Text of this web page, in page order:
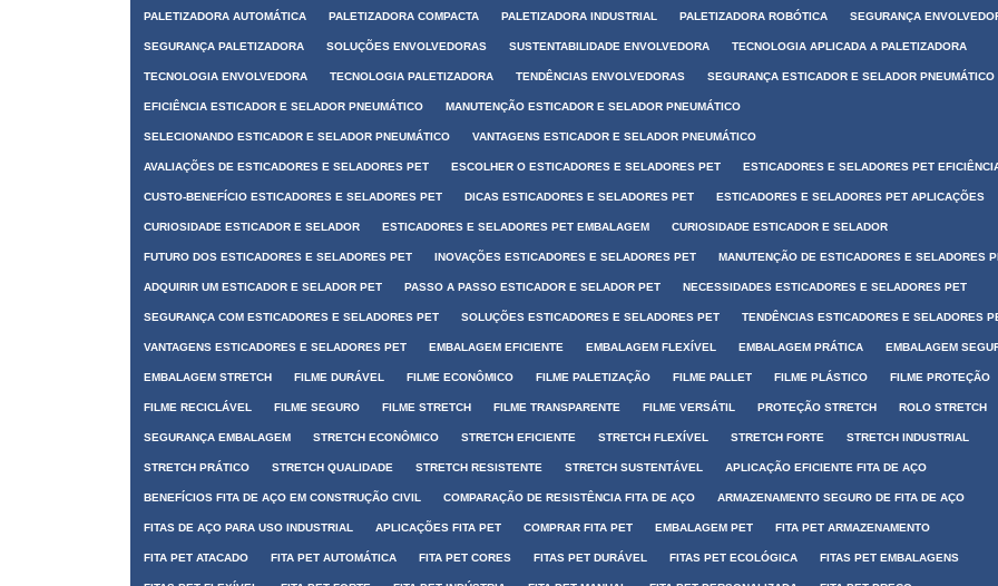
PALETIZADORA AUTOMÁTICA PALETIZADORA COMPACTA PALETIZADORA INDUSTRIAL PALETIZADORA ROBÓTICA SEGURANÇA
SEGURANÇA PALETIZADORA SOLUÇÕES ENVOLVEDORAS SUSTENTABILIDADE ENVOLVEDORA TECNOLOGIA APLICADA A PALETIZADORA
TECNOLOGIA ENVOLVEDORA TECNOLOGIA PALETIZADORA TENDÊNCIAS ENVOLVEDORAS SEGURANÇA ESTICADOR E SELADOR PNEUMÁTICO
EFICIÊNCIA ESTICADOR E SELADOR PNEUMÁTICO MANUTENÇÃO ESTICADOR E SELADOR PNEUMÁTICO
SELECIONANDO ESTICADOR E SELADOR PNEUMÁTICO VANTAGENS ESTICADOR E SELADOR PNEUMÁTICO
AVALIAÇÕES DE ESTICADORES E SELADORES PET ESCOLHER O ESTICADORES E SELADORES PET ESTICADORES E SELADORES PET
CUSTO-BENEFÍCIO ESTICADORES E SELADORES PET DICAS ESTICADORES E SELADORES PET ESTICADORES E SELADORES PET APLICAÇÕES
CURIOSIDADE ESTICADOR E SELADOR ESTICADORES E SELADORES PET EMBALAGEM CURIOSIDADE ESTICADOR E SELADOR
FUTURO DOS ESTICADORES E SELADORES PET INOVAÇÕES ESTICADORES E SELADORES PET MANUTENÇÃO DE ESTICADORES E SELADORES
ADQUIRIR UM ESTICADOR E SELADOR PET PASSO A PASSO ESTICADOR E SELADOR PET NECESSIDADES ESTICADORES E SELADORES PET
SEGURANÇA COM ESTICADORES E SELADORES PET SOLUÇÕES ESTICADORES E SELADORES PET TENDÊNCIAS ESTICADORES E SELADORES
VANTAGENS ESTICADORES E SELADORES PET EMBALAGEM EFICIENTE EMBALAGEM FLEXÍVEL EMBALAGEM PRÁTICA EMBALAGEM
EMBALAGEM STRETCH FILME DURÁVEL FILME ECONÔMICO FILME PALETIZAÇÃO FILME PALLET FILME PLÁSTICO FILME PROTEÇÃO
FILME RECICLÁVEL FILME SEGURO FILME STRETCH FILME TRANSPARENTE FILME VERSÁTIL PROTEÇÃO STRETCH ROLO STRETCH
SEGURANÇA EMBALAGEM STRETCH ECONÔMICO STRETCH EFICIENTE STRETCH FLEXÍVEL STRETCH FORTE STRETCH INDUSTRIAL
STRETCH PRÁTICO STRETCH QUALIDADE STRETCH RESISTENTE STRETCH SUSTENTÁVEL APLICAÇÃO EFICIENTE FITA DE AÇO
BENEFÍCIOS FITA DE AÇO EM CONSTRUÇÃO CIVIL COMPARAÇÃO DE RESISTÊNCIA FITA DE AÇO ARMAZENAMENTO SEGURO DE FITA DE AÇO
FITAS DE AÇO PARA USO INDUSTRIAL APLICAÇÕES FITA PET COMPRAR FITA PET EMBALAGEM PET FITA PET ARMAZENAMENTO
FITA PET ATACADO FITA PET AUTOMÁTICA FITA PET CORES FITAS PET DURÁVEL FITAS PET ECOLÓGICA FITAS PET EMBALAGENS